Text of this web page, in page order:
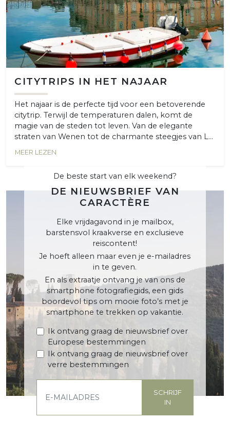
CITYTRIPS IN HET NAJAAR
Het najaar is de perfecte tijd voor een betoverende
citytrip. Terwijl de temperaturen dalen, komt de
magie van de steden tot leven. Van de elegante
straten van Wenen tot de charmante steegjes van L...
MEER LEZEN
De beste start van elk weekend?
DE NIEUWSBRIEF VAN
CARACTÈRE
Elke vrijdagavond in je mailbox,
barstensvol kraakverse en exclusieve
reiscontent!
Je hoeft alleen maar even je e-mailadres
in te geven.
En als extraatje ontvang je van ons de
smartphone fotografiegids, een gids
boordevol tips om mooie foto’s met je
smartphone te trekken op vakantie.
Ik ontvang graag de nieuwsbrief over
Europese bestemmingen
Ik ontvang graag de nieuwsbrief over
verre bestemmingen
SCHRIJF
IN